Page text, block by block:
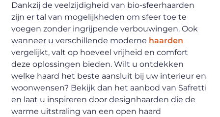
Dankzij de veelzijdigheid van bio-sfeerhaarden
zijn er tal van mogelijkheden om sfeer toe te
voegen zonder ingrijpende verbouwingen. Ook
wanneer u verschillende moderne haarden
vergelijkt, valt op hoeveel vrijheid en comfort
deze oplossingen bieden. Wilt u ontdekken
welke haard het beste aansluit bij uw interieur en
woonwensen? Bekijk dan het aanbod van Safretti
en laat u inspireren door designhaarden die de
warme uitstraling van een open haard